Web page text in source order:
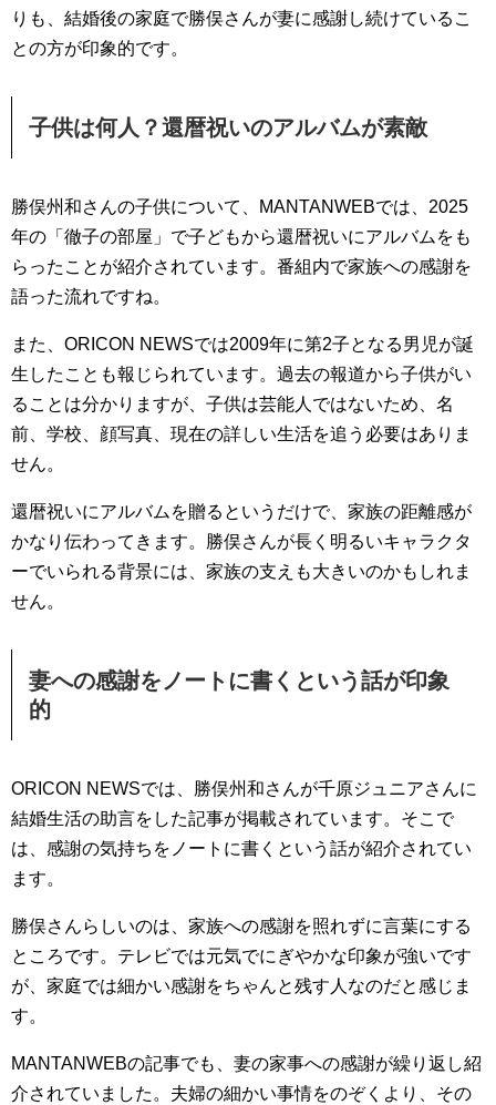
りも、結婚後の家庭で勝俣さんが妻に感謝し続けているこ
との方が印象的です。
子供は何人？還暦祝いのアルバムが素敵
勝俣州和さんの子供について、MANTANWEBでは、2025
年の「徹子の部屋」で子どもから還暦祝いにアルバムをも
らったことが紹介されています。番組内で家族への感謝を
語った流れですね。
また、ORICON NEWSでは2009年に第2子となる男児が誕
生したことも報じられています。過去の報道から子供がい
ることは分かりますが、子供は芸能人ではないため、名
前、学校、顔写真、現在の詳しい生活を追う必要はありま
せん。
還暦祝いにアルバムを贈るというだけで、家族の距離感が
かなり伝わってきます。勝俣さんが長く明るいキャラクタ
ーでいられる背景には、家族の支えも大きいのかもしれま
せん。
妻への感謝をノートに書くという話が印象
的
ORICON NEWSでは、勝俣州和さんが千原ジュニアさんに
結婚生活の助言をした記事が掲載されています。そこで
は、感謝の気持ちをノートに書くという話が紹介されてい
ます。
勝俣さんらしいのは、家族への感謝を照れずに言葉にする
ところです。テレビでは元気でにぎやかな印象が強いです
が、家庭では細かい感謝をちゃんと残す人なのだと感じま
す。
MANTANWEBの記事でも、妻の家事への感謝が繰り返し紹
介されていました。夫婦の細かい事情をのぞくより、その